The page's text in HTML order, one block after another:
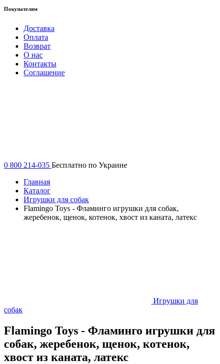
Покупателям
Доставка
Оплата
Возврат
О нас
Контакты
Соглашение
0 800 214-035 Бесплатно по Украине
Главная
Каталог
Игрушки для собак
Flamingo Toys - Фламинго игрушки для собак,
жеребенок, щенок, котенок, хвост из каната, латекс
Игрушки для
собак
Flamingo Toys - Фламинго игрушки для
собак, жеребенок, щенок, котенок,
хвост из каната, латекс